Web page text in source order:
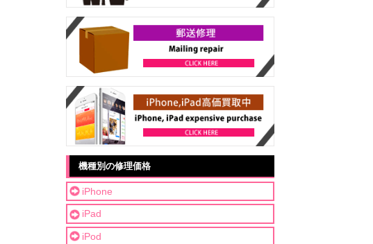
機種別の修理価格
iPhone
iPad
iPod